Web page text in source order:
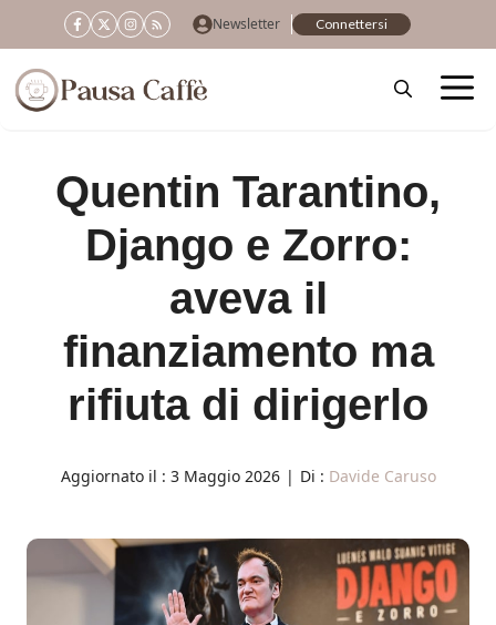
al
contenuto
Newsletter Connettersi
Quentin Tarantino,
Django e Zorro:
aveva il
finanziamento ma
rifiuta di dirigerlo
Aggiornato il : 3 Maggio 2026 | Di : Davide Caruso